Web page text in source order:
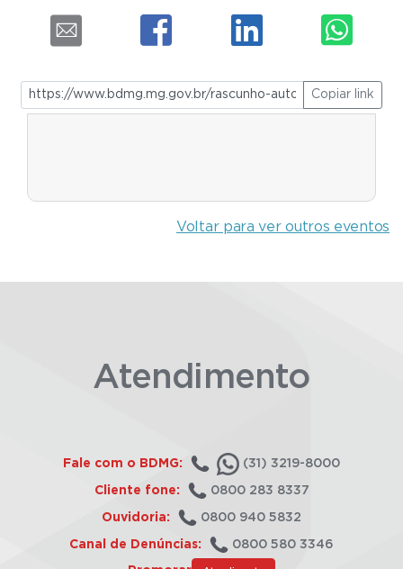
Copiar link
Voltar para ver outros eventos
Atendimento
Fale com o BDMG: (31) 3219-8000
Cliente fone: 0800 283 8337
Ouvidoria: 0800 940 5832
Canal de Denúncias: 0800 580 3346